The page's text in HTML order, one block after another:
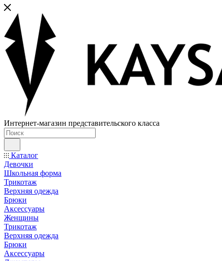
Интернет-магазин представительского класса
Каталог
Девочки
Школьная форма
Трикотаж
Верхняя одежда
Брюки
Аксессуары
Женщины
Трикотаж
Верхняя одежда
Брюки
Аксессуары